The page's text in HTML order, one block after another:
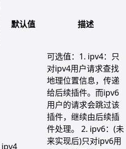
默认值 描述
ipv4
可选值：1. ipv4：只
对ipv4用户请求查找
地理位置信息，传递
给后续插件。而ipv6
用户的请求会跳过该
插件，继续由后续插
件处理。 2. ipv6：(未
来实现后)只对ipv6用